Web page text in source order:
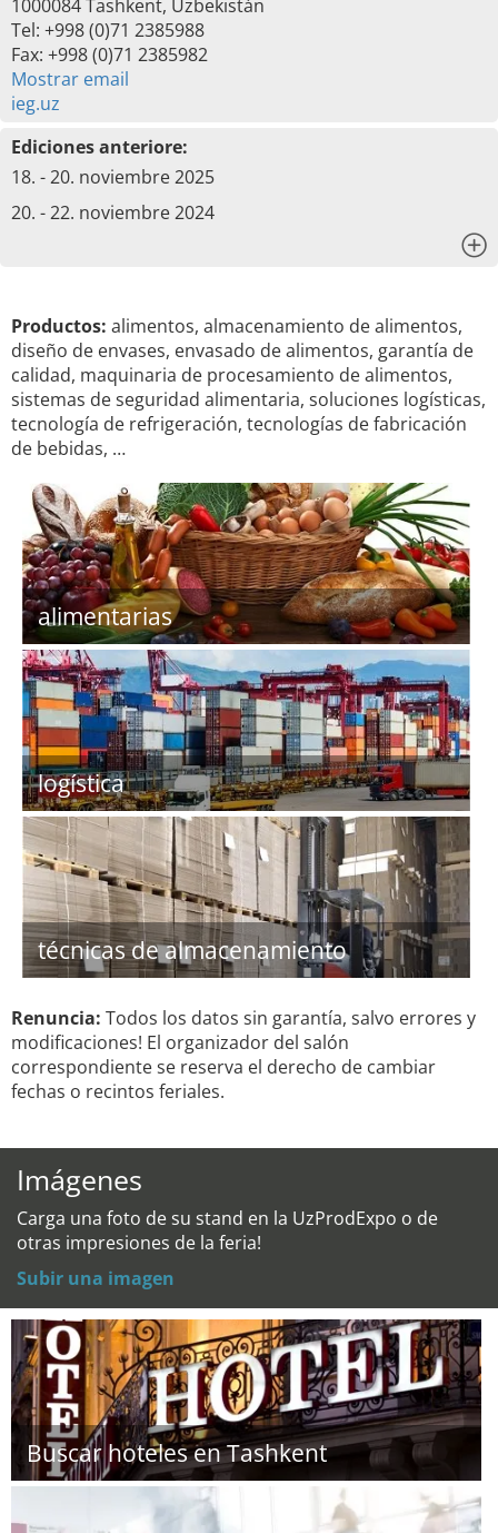
1000084 Tashkent, Uzbekistán
Tel: +998 (0)71 2385988
Fax: +998 (0)71 2385982
Mostrar email
ieg.uz
Ediciones anteriore:
18. - 20. noviembre 2025
20. - 22. noviembre 2024
Productos: alimentos, almacenamiento de alimentos,
diseño de envases, envasado de alimentos, garantía de
calidad, maquinaria de procesamiento de alimentos,
sistemas de seguridad alimentaria, soluciones logísticas,
tecnología de refrigeración, tecnologías de fabricación
de bebidas, …
alimentarias
logística
técnicas de almacenamiento
Renuncia: Todos los datos sin garantía, salvo errores y
modificaciones! El organizador del salón
correspondiente se reserva el derecho de cambiar
fechas o recintos feriales.
Imágenes
Carga una foto de su stand en la UzProdExpo o de
otras impresiones de la feria!
Subir una imagen
Buscar hoteles en Tashkent